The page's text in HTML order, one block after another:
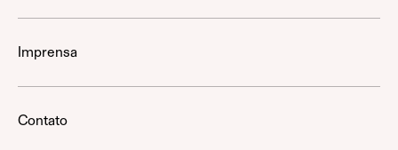
Imprensa
Contato